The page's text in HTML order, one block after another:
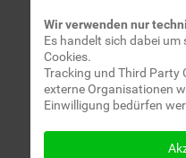
Wir verwenden nur
Es handelt sich dabei
Cookies.
Tracking und Third Party
externe Organisationen
Einwilligung bedürfen